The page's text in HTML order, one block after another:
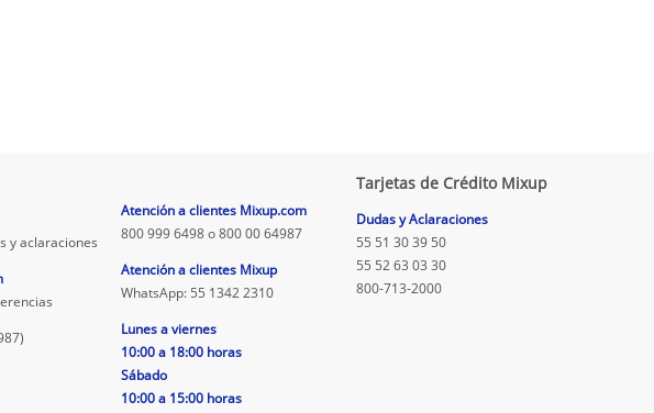
y aclaraciones
Atención a clientes Mixup.com
800 999 6498 o 800 00 64987
Atención a clientes Mixup
WhatsApp: 55 1342 2310
Lunes a viernes
10:00 a 18:00 horas
Sábado
10:00 a 15:00 horas
Tarjetas de Crédito Mixup
Dudas y Aclaraciones
55 51 30 39 50
55 52 63 03 30
800-713-2000